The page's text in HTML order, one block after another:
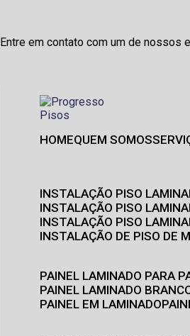
Entre em contato com um de nossos
HOME QUEM SOMOS
INSTALAÇÃO PISO
INSTALAÇÃO PISO
INSTALAÇÃO PISO
INSTALAÇÃO DE PISO DE
PAINEL LAMINADO PARA
PAINEL LAMINADO
PAINEL EM LAMINADO